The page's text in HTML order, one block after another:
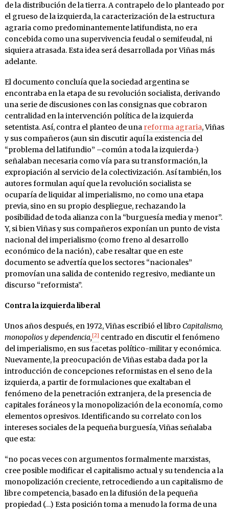
de la distribución de la tierra. A contrapelo de lo planteado por
el grueso de la izquierda, la caracterización de la estructura
agraria como predominantemente latifundista, no era
concebida como una supervivencia feudal o semifeudal, ni
siquiera atrasada. Esta idea será desarrollada por Viñas más
adelante.
El documento concluía que la sociedad argentina se
encontraba en la etapa de su revolución socialista, derivando
una serie de discusiones con las consignas que cobraron
centralidad en la intervención política de la izquierda
setentista. Así, contra el planteo de una reforma agraria, Viñas
y sus compañeros (aun sin discutir aquí la existencia del
“problema del latifundio” –común a toda la izquierda-)
señalaban necesaria como vía para su transformación, la
expropiación al servicio de la colectivización. Así también, los
autores formulan aquí que la revolución socialista se
ocuparía de liquidar al imperialismo, no como una etapa
previa, sino en su propio despliegue, rechazando la
posibilidad de toda alianza con la “burguesía media y menor”.
Y, si bien Viñas y sus compañeros exponían un punto de vista
nacional del imperialismo (como freno al desarrollo
económico de la nación), cabe resaltar que en este
documento se advertía que los sectores “nacionales”
promovían una salida de contenido regresivo, mediante un
discurso “reformista”.
Contra la izquierda liberal
Unos años después, en 1972, Viñas escribió el libro Capitalismo,
monopolios y dependencia,[2] centrado en discutir el fenómeno
del imperialismo, en sus facetas político-militar y económica.
Nuevamente, la preocupación de Viñas estaba dada por la
introducción de concepciones reformistas en el seno de la
izquierda, a partir de formulaciones que exaltaban el
fenómeno de la penetración extranjera, de la presencia de
capitales foráneos y la monopolización de la economía, como
elementos opresivos. Identificando su correlato con los
intereses sociales de la pequeña burguesía, Viñas señalaba
que esta:
“no pocas veces con argumentos formalmente marxistas,
cree posible modificar el capitalismo actual y su tendencia a la
monopolización creciente, retrocediendo a un capitalismo de
libre competencia, basado en la difusión de la pequeña
propiedad (…) Esta posición toma a menudo la forma de una